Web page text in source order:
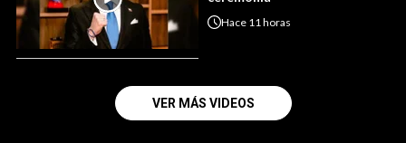
Hace 11 horas
VER MÁS VIDEOS